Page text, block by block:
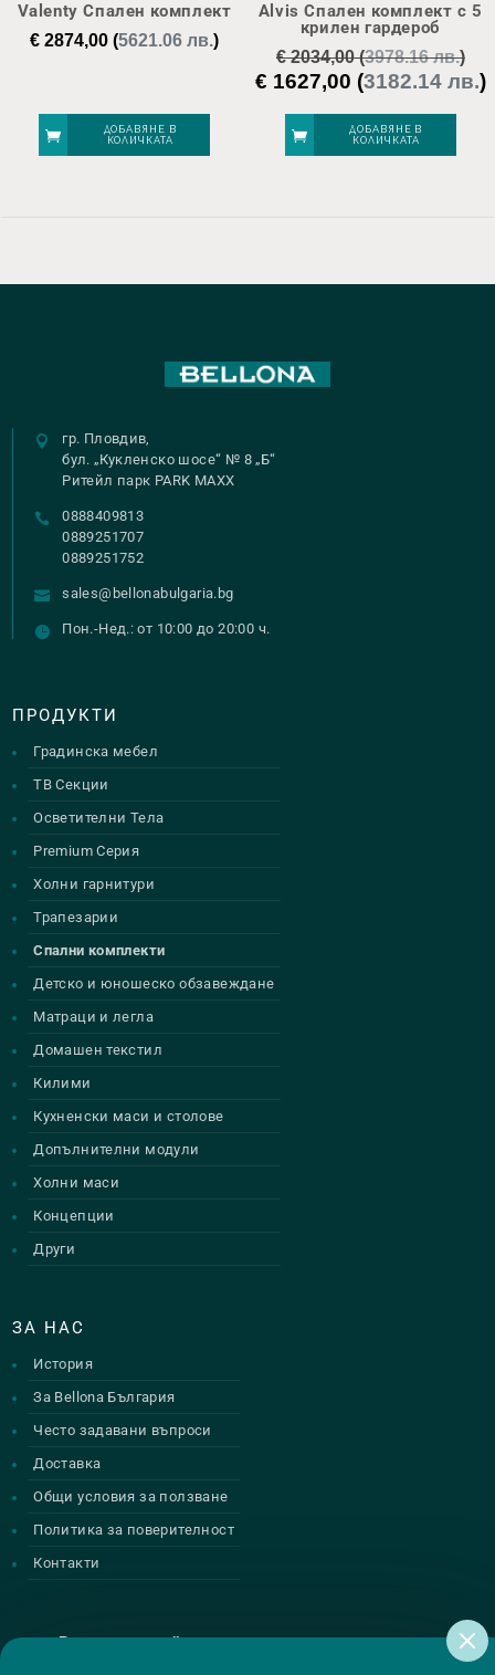
Valenty Спален комплект
€ 2874,00 (5621.06 лв.)
ДОБАВЯНЕ В
КОЛИЧКАТА
Alvis Спален комплект с 5
крилен гардероб
€2034,00(3978.16 лв.)
Original
was:
€ 2034,00.
€ 1627,00 (3182.14 лв.)
ДОБАВЯНЕ В
КОЛИЧКАТА
гр. Пловдив,
бул. „Кукленско шосе“ № 8 „Б“
Ритейл парк PARK MAXX
0888409813
0889251707
0889251752
sales@bellonabulgaria.bg
Пон.-Нед.: от 10:00 до 20:00 ч.
ПРОДУКТИ
Градинска мебел
ТВ Секции
Осветителни Тела
Premium Серия
Холни гарнитури
Трапезарии
Спални комплекти
Детско и юношеско обзавеждане
Матраци и легла
Домашен текстил
Килими
Кухненски маси и столове
Допълнителни модули
Холни маси
Концепции
Други
ЗА НАС
История
За Bellona България
Често задавани въпроси
Доставка
Общи условия за ползване
Политика за поверителност
Контакти
Регистрирай се за нашите атрактивни